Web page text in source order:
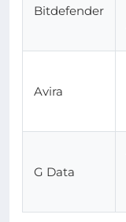
Bitdefender
Avira
G Data